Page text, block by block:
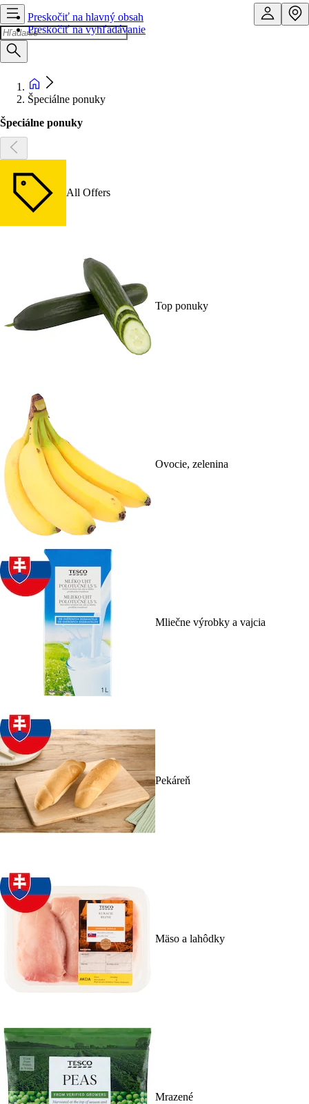
Preskočiť na hlavný obsah
Preskočiť na vyhľadávanie
Špeciálne ponuky
Špeciálne ponuky
All Offers
Top ponuky
Ovocie, zelenina
Mliečne výrobky a vajcia
Pekáreň
Mäso a lahôdky
Mrazené